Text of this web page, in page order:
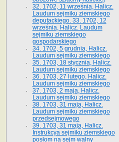
32. 1702, 11 września, Halicz.
Laudum sejmiku ziemskiego
deputackiego. 33. 1702, 12
września, Halicz. Laudum
sejmiku ziemskiego
gospodarskiego
34. 1702, 5 grudnia, Halicz.
Laudum sejmiku ziemskiego
35. 1703, 18 stycznia, Halicz.
Laudum sejmiku ziemskiego
36. 1703, 27 lutego, Halicz.
Laudum sejmiku ziemskiego
37. 1703, 2 maja, Halicz.
Laudum sejmiku ziemskiego
38. 1703, 31 maja, Halicz.
Laudum sejmiku ziemskiego
przedsejmowego
39. 1703, 31 maja, Halicz.
Instrukcya sejmiku ziemskiego
posłom na sejm walny